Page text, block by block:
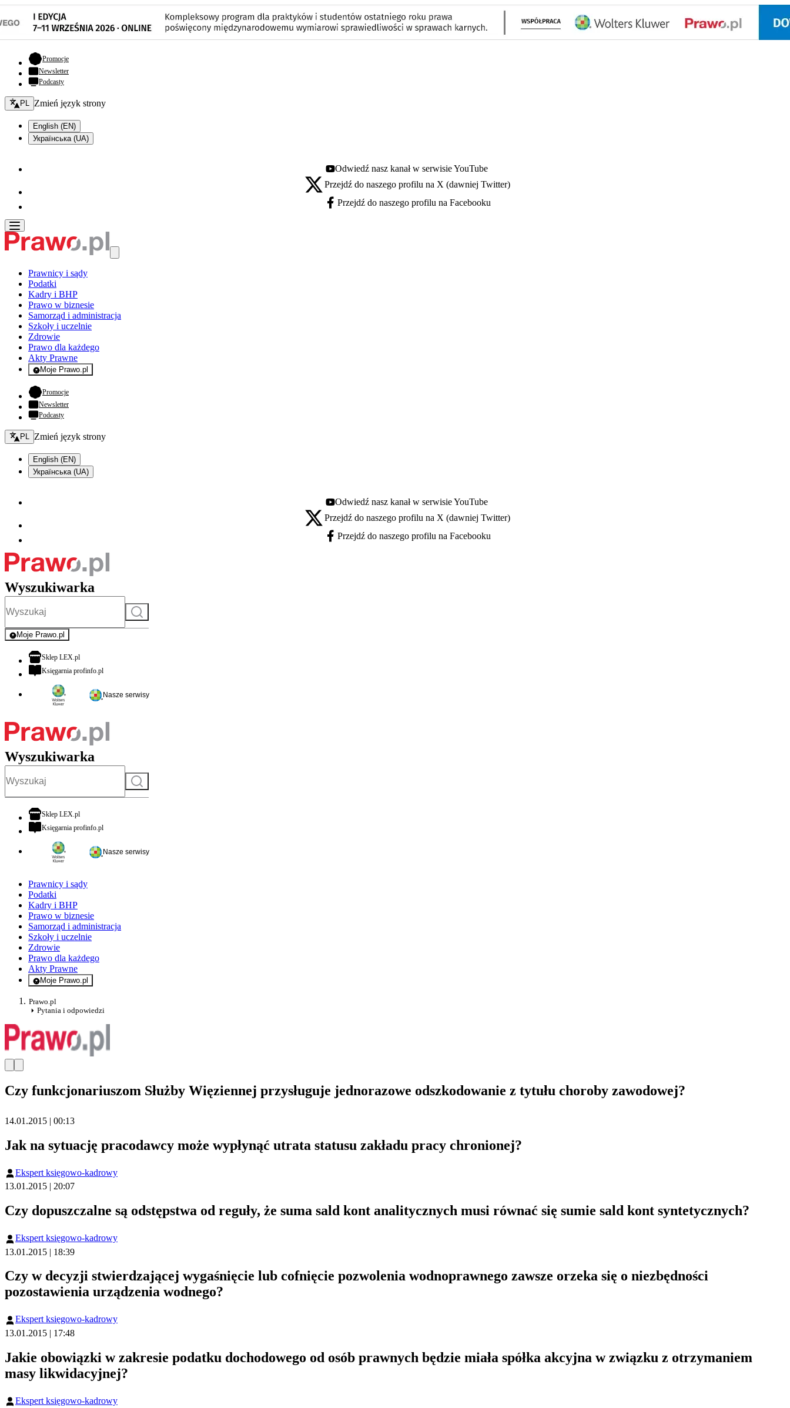
Promocje- otwiera się w nowej karcie
Newsletter
Podcasty
Zmień język - bieżący:
PL Zmień język strony
English (EN)
Українська (UA)
Youtube - otwiera się w nowej karcie
Odwiedź nasz kanał w serwisie YouTube
X - otwiera się w nowej karcie
Przejdź do naszego profilu na X (dawniej Twitter)
Facebook - otwiera się w nowej karcie
Przejdź do naszego profilu na Facebooku
Prawnicy i sądy
Podatki
Kadry i BHP
Prawo w biznesie
Samorząd i administracja
Szkoły i uczelnie
Zdrowie
Prawo dla każdego
Akty Prawne
Moje Prawo.pl
- rejestracja i logowanie do serwisu
Promocje- otwiera się w nowej karcie
Newsletter
Podcasty
Zmień język - bieżący:
PL Zmień język strony
English (EN)
Українська (UA)
Youtube - otwiera się w nowej karcie
Odwiedź nasz kanał w serwisie YouTube
X - otwiera się w nowej karcie
Przejdź do naszego profilu na X (dawniej Twitter)
Facebook - otwiera się w nowej karcie
Przejdź do naszego profilu na Facebooku
Wyszukiwarka
Szukaj
Moje Prawo.pl
- rejestracja i logowanie do serwisu
Sklep LEX.plotwiera się w nowej karcie
Księgarnia profinfo.plotwiera się w nowej karcie
Nasze serwisy
Wyszukiwarka
Szukaj
Sklep LEX.plotwiera się w nowej karcie
Księgarnia profinfo.plotwiera się w nowej karcie
Nasze serwisy
Prawnicy i sądy
Podatki
Kadry i BHP
Prawo w biznesie
Samorząd i administracja
Szkoły i uczelnie
Zdrowie
Prawo dla każdego
Akty Prawne
Moje Prawo.pl
- rejestracja i logowanie do serwisu
Prawo.pl
Pytania i odpowiedzi
Czy funkcjonariuszom Służby Więziennej przysługuje jednorazowe odszkodowanie z tytułu choroby zawodowej?
14.01.2015 | 00:13
Jak na sytuację pracodawcy może wypłynąć utrata statusu zakładu pracy chronionej?
Ekspert księgowo-kadrowy
13.01.2015 | 20:07
Czy dopuszczalne są odstępstwa od reguły, że suma sald kont analitycznych musi równać się sumie sald kont syntetycznych?
Ekspert księgowo-kadrowy
13.01.2015 | 18:39
Czy w decyzji stwierdzającej wygaśnięcie lub cofnięcie pozwolenia wodnoprawnego zawsze orzeka się o niezbędności
pozostawienia urządzenia wodnego?
Ekspert księgowo-kadrowy
13.01.2015 | 17:48
Jakie obowiązki w zakresie podatku dochodowego od osób prawnych będzie miała spółka akcyjna w związku z otrzymaniem
masy likwidacyjnej?
Ekspert księgowo-kadrowy